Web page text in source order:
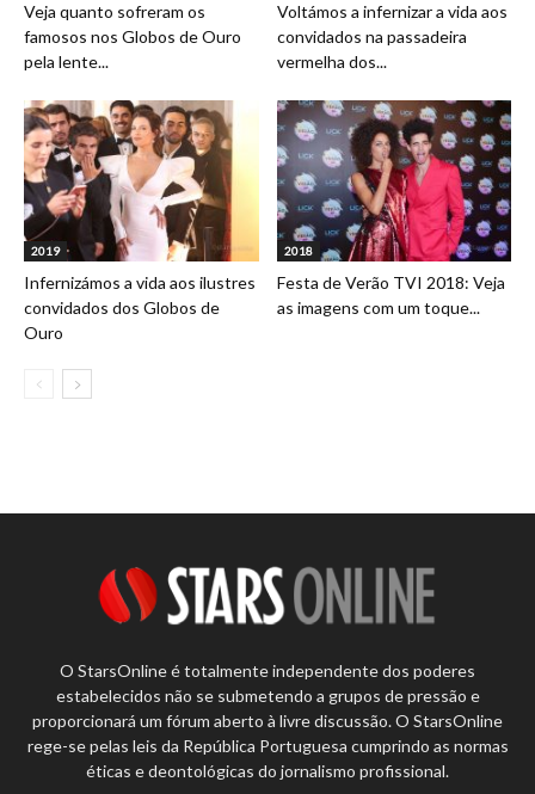
Veja quanto sofreram os
famosos nos Globos de Ouro
pela lente...
Voltámos a infernizar a vida aos
convidados na passadeira
vermelha dos...
2019
Infernizámos a vida aos ilustres
convidados dos Globos de
Ouro
2018
Festa de Verão TVI 2018: Veja
as imagens com um toque...
O StarsOnline é totalmente independente dos poderes
estabelecidos não se submetendo a grupos de pressão e
proporcionará um fórum aberto à livre discussão. O StarsOnline
rege-se pelas leis da República Portuguesa cumprindo as normas
éticas e deontológicas do jornalismo profissional.